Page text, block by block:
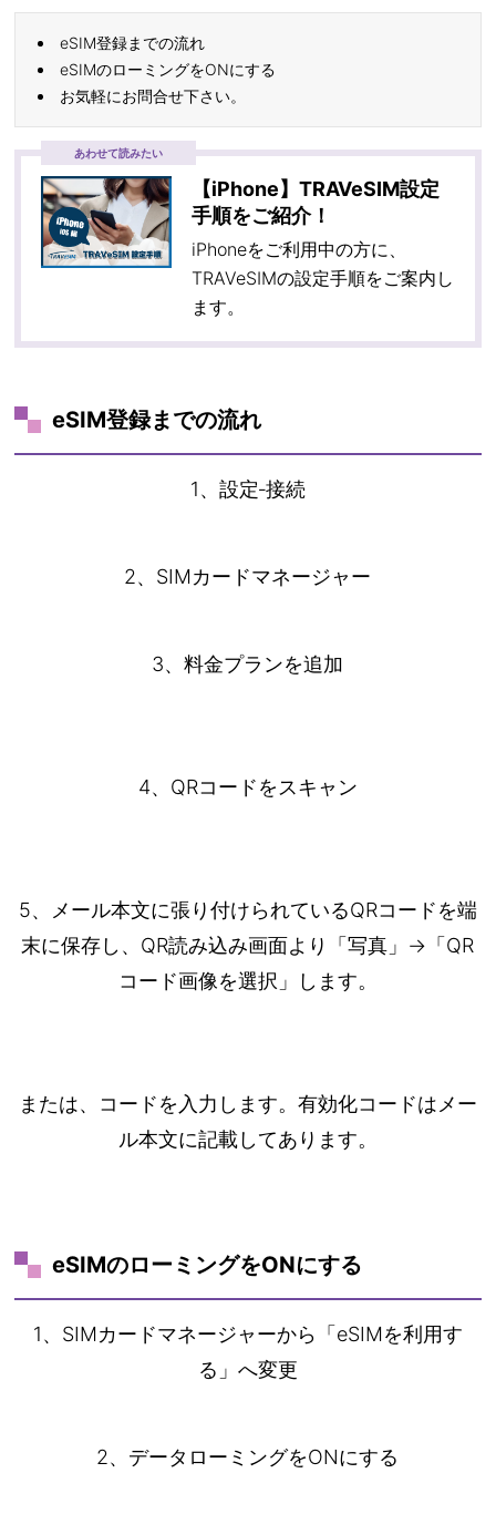
eSIM登録までの流れ
eSIMのローミングをONにする
お気軽にお問合せ下さい。
あわせて読みたい
【iPhone】TRAVeSIM設定
手順をご紹介！
iPhoneをご利用中の方に、
TRAVeSIMの設定手順をご案内し
ます。
eSIM登録までの流れ
1、設定‐接続
2、SIMカードマネージャー
3、料金プランを追加
4、QRコードをスキャン
5、メール本文に張り付けられているQRコードを端
末に保存し、QR読み込み画面より「写真」→「QR
コード画像を選択」します。
または、コードを入力します。有効化コードはメー
ル本文に記載してあります。
eSIMのローミングをONにする
1、SIMカードマネージャーから「eSIMを利用す
る」へ変更
2、データローミングをONにする